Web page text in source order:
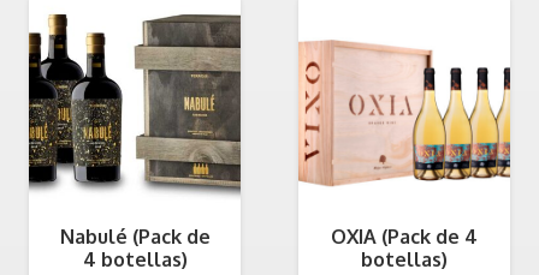
25,00€
hasta
300,00€
Nabulé (Pack de
4 botellas)
OXIA (Pack de 4
botellas)